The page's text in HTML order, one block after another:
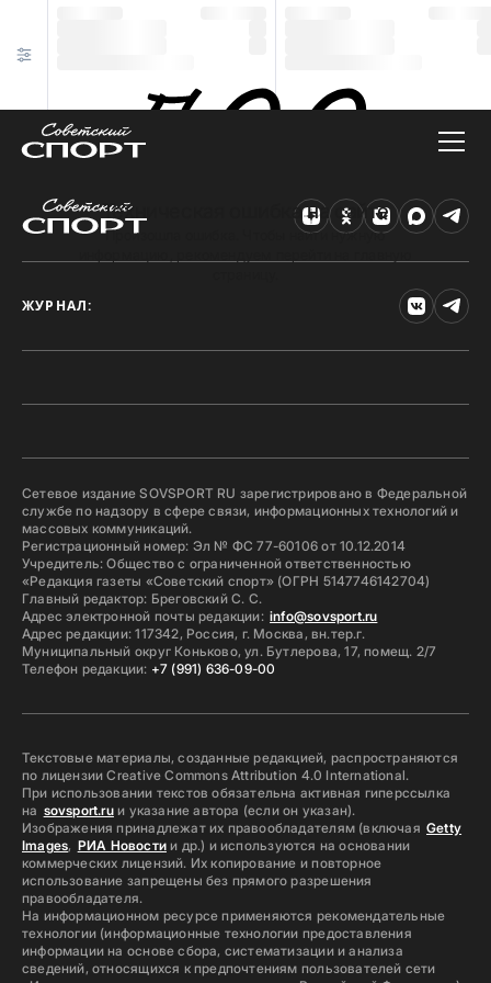
Техническая ошибка на сайте
Произошла ошибка. Чтобы найти нужную
ЖУРНАЛ:
Сетевое издание SOVSPORT RU зарегистрировано в Федеральной
службе по надзору в сфере связи, информационных технологий и
массовых коммуникаций.
Регистрационный номер: Эл № ФС 77-60106 от 10.12.2014
Учредитель: Общество с ограниченной ответственностью
«Редакция газеты «Советский спорт» (ОГРН 5147746142704)
Главный редактор: Бреговский С. С.
Адрес электронной почты редакции: info@sovsport.ru
Адрес редакции: 117342, Россия, г. Москва, вн.тер.г.
Муниципальный округ Коньково, ул. Бутлерова, 17, помещ. 2/7
Телефон редакции: +7 (991) 636-09-00
Текстовые материалы, созданные редакцией, распространяются
по лицензии Creative Commons Attribution 4.0 International.
При использовании текстов обязательна активная гиперссылка
на sovsport.ruи указание автора (если он указан).
Изображения принадлежат их правообладателям (включая Getty
Images, РИА Новостии др.) и используются на основании
коммерческих лицензий. Их копирование и повторное
использование запрещены без прямого разрешения
правообладателя.
На информационном ресурсе применяются рекомендательные
технологии (информационные технологии предоставления
информации на основе сбора, систематизации и анализа
сведений, относящихся к предпочтениям пользователей сети